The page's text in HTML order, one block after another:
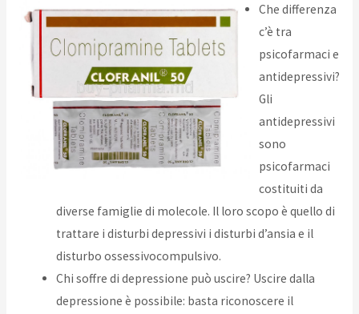
Che differenza
c’è tra
psicofarmaci e
antidepressivi?
Gli
antidepressivi
sono
psicofarmaci
costituiti da
diverse famiglie di molecole. Il loro scopo è quello di
trattare i disturbi depressivi i disturbi d’ansia e il
disturbo ossessivocompulsivo.
Chi soffre di depressione può uscire? Uscire dalla
depressione è possibile: basta riconoscere il